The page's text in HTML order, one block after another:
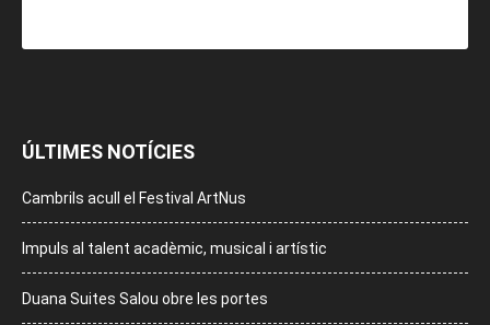
ÚLTIMES NOTÍCIES
Cambrils acull el Festival ArtNus
Impuls al talent acadèmic, musical i artístic
Duana Suites Salou obre les portes